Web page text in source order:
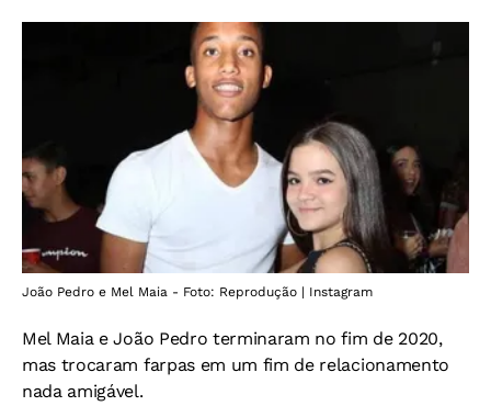
João Pedro e Mel Maia - Foto: Reprodução | Instagram
Mel Maia e João Pedro terminaram no fim de 2020,
mas trocaram farpas em um fim de relacionamento
nada amigável.